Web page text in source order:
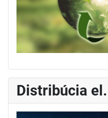
Distribúcia